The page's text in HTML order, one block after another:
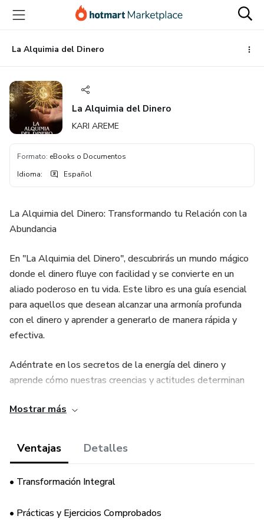
principal
página
de
página
La Alquimia del Dinero
La Alquimia del Dinero
KARI AREME
Formato: eBooks o Documentos
Idioma: Español
La Alquimia del Dinero: Transformando tu Relación con la
Abundancia
En "La Alquimia del Dinero", descubrirás un mundo mágico
donde el dinero fluye con facilidad y se convierte en un
aliado poderoso en tu vida. Este libro es una guía esencial
para aquellos que desean alcanzar una armonía profunda
con el dinero y aprender a generarlo de manera rápida y
efectiva.
Adéntrate en los secretos de la energía del dinero y
aprende cómo nuestras creencias y actitudes determinan
y espirituales, romperás con los patrones mentales
abundancia.
uso de cristales y amuletos, que te ayudarán a atraer
transformarán tu perspectiva y abrirán las puertas a un flujo
Mostrar más
Ventajas Detalles
• Transformación Integral
• Prácticas y Ejercicios Comprobados